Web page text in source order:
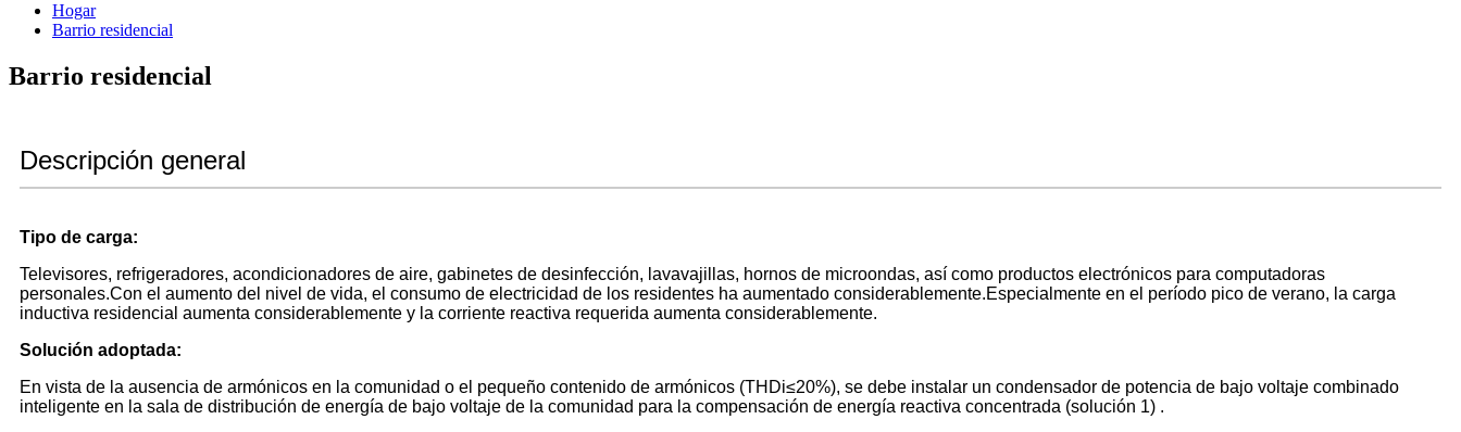
Hogar
Barrio residencial
Barrio residencial
Descripción general
Tipo de carga:
Televisores, refrigeradores, acondicionadores de aire, gabinetes de desinfección, lavavajillas, hornos de microondas, así como productos electrónicos para computadoras
personales.Con el aumento del nivel de vida, el consumo de electricidad de los residentes ha aumentado considerablemente.Especialmente en el período pico de verano, la carga
inductiva residencial aumenta considerablemente y la corriente reactiva requerida aumenta considerablemente.
Solución adoptada:
En vista de la ausencia de armónicos en la comunidad o el pequeño contenido de armónicos (THDi≤20%), se debe instalar un condensador de potencia de bajo voltaje combinado
inteligente en la sala de distribución de energía de bajo voltaje de la comunidad para la compensación de energía reactiva concentrada (solución 1) .